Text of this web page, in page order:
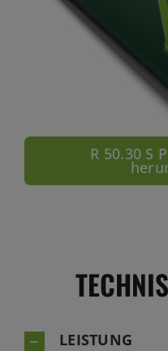
R 50.30 S
LEISTUNG